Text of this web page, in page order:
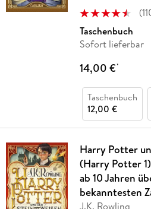
(
Taschenbuch
Sofort lieferbar
14,00 €*
Taschenbuch
12,00 €
Harry Potter
(Harry Potter
ab 10 Jahren
bekanntesten
J.K. Rowling